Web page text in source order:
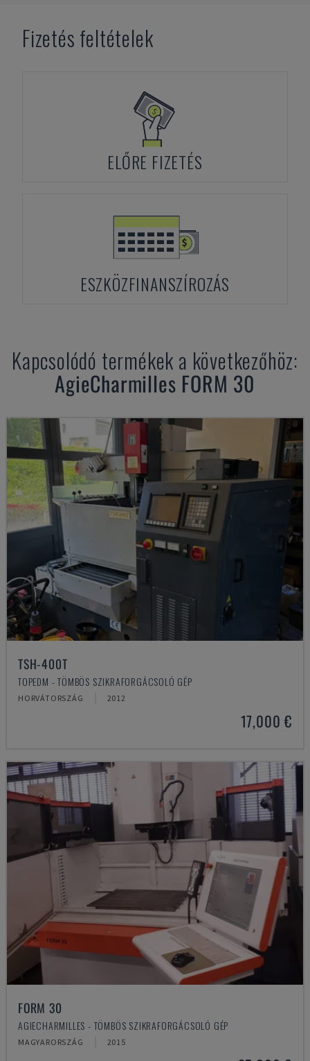
Fizetés feltételek
ELŐRE FIZETÉS
ESZKÖZFINANSZÍROZÁS
Kapcsolódó termékek a következőhöz:
AgieCharmilles FORM 30
TSH-400T
TOPEDM - TÖMBÖS SZIKRAFORGÁCSOLÓ GÉP
HORVÁTORSZÁG 2012
17,000 €
FORM 30
AGIECHARMILLES - TÖMBÖS SZIKRAFORGÁCSOLÓ GÉP
MAGYARORSZÁG 2015